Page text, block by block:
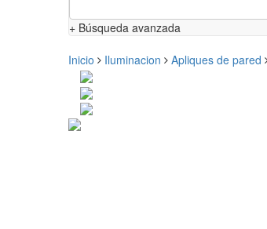
+ Búsqueda avanzada
Inicio Iluminacion Apliques de pared